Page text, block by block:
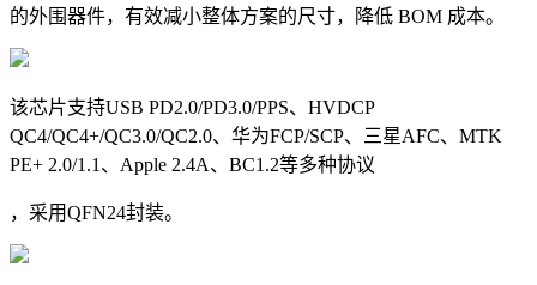
的外围器件，有效减小整体方案的尺寸，降低 BOM 成本。
该芯片支持USB PD2.0/PD3.0/PPS、HVDCP
QC4/QC4+/QC3.0/QC2.0、华为FCP/SCP、三星AFC、MTK
PE+ 2.0/1.1、Apple 2.4A、BC1.2等多种协议
，采用QFN24封装。